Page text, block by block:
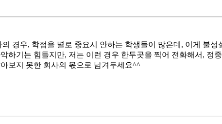
경우, 학점을 별로 중요시 안하는 학생들이 많은데, 이게 불
하기는 힘들지만, 저는 이런 경우 한두곳을 찍어 전화해서, 정
보지 못한 회사의 몫으로 남겨두세요^^